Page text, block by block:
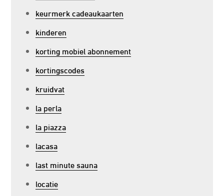
keurmerk cadeaukaarten
kinderen
korting mobiel abonnement
kortingscodes
kruidvat
la perla
la piazza
lacasa
last minute sauna
locatie